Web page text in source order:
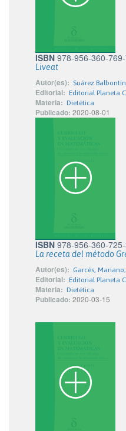
ISBN 978-956-360-
Liveat
Autor(es): Suárez
Editorial: Editorial Planeta
Materia: Dietética
Publicado: 2020-08-01
ISBN 978-956-360-
La receta del método
Autor(es): Garcés,
Editorial: Editorial Planeta
Materia: Dietética
Publicado: 2020-03-15